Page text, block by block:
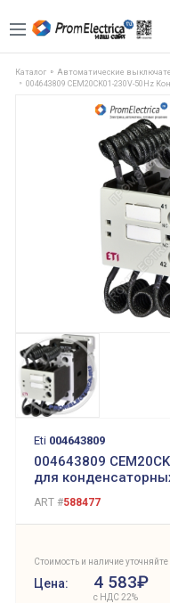
Каталог Автоматические
004643809 CEM20CK01-230V-50Hz
Eti 004643809
004643809
для
ART #588477
Стоимость и наличие
Цена: 4 583₽
с НДС 22%